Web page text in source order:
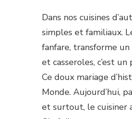
Dans nos cuisines
simples et familiaux.
fanfare, transforme
et casseroles, c’est
Ce doux mariage
Monde. Aujourd’hui,
et surtout, le cuisiner